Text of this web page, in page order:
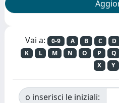
Vai a: 0-9 A B C D
K
L M N O P Q
X
Y
o inserisci le iniziali: